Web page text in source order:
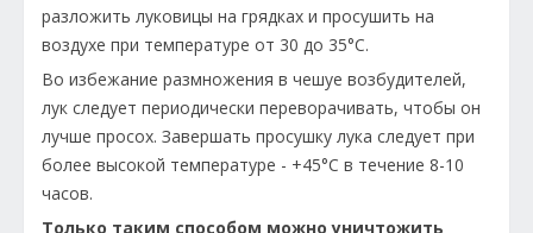
разложить луковицы на грядках и просушить на
воздухе при температуре от 30 до 35°С.
Во избежание размножения в чешуе возбудителей,
лук следует периодически переворачивать, чтобы он
лучше просох. Завершать просушку лука следует при
более высокой температуре - +45°С в течение 8-10
часов.
Только таким способом можно уничтожить